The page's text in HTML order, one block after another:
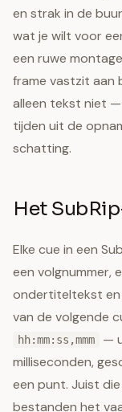
en strak in de
wat je wilt voor
een ruwe
frame vastzit aan
alleen tekst niet
tijden uit de
schatting.
Het
Elke cue in een
een volgnummer,
ondertiteltekst en
van de volgende
hh:mm:ss,mmm
—
milliseconden,
een punt. Juist
bestanden het